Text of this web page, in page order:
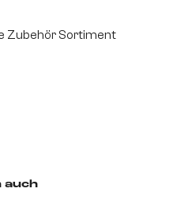
Zubehör Sortiment
auch